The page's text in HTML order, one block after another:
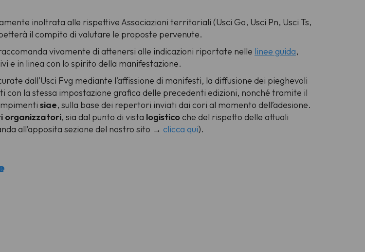
inoltrata alle rispettive Associazioni territoriali (Usci Go, Usci Pn, Usci Ts,
il compito di valutare le proposte pervenute.
vivamente di attenersi alle indicazioni riportate nelle linee guida,
e in linea con lo spirito della manifestazione.
dall’Usci Fvg mediante l’affissione di manifesti, la diffusione dei pieghevoli
con la stessa impostazione grafica delle precedenti edizioni, nonché tramite il
siae, sulla base dei repertori inviati dai cori al momento dell’adesione.
organizzatori, sia dal punto di vista logisticoche del rispetto delle attuali
all’apposita sezione del nostro sito → clicca qui).